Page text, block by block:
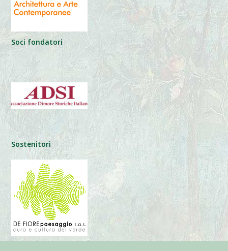
Soci fondatori
Sostenitori